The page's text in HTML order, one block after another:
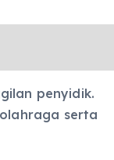
penyidik.
serta